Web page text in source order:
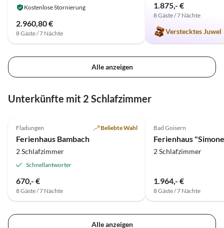
Kostenlose Stornierung
2.960,80 €
8 Gäste / 7 Nächte
1.875,- €
8 Gäste / 7 Nächte
Verstecktes Juwel
Alle anzeigen
Unterkünfte mit 2 Schlafzimmer
Fladungen Beliebte Wahl
Ferienhaus Bambach
2 Schlafzimmer
Schnellantworter
670,- €
8 Gäste / 7 Nächte
Bad Goisern
2 Schlafzimmer
1.964,- €
8 Gäste / 7 Nächte
Alle anzeigen